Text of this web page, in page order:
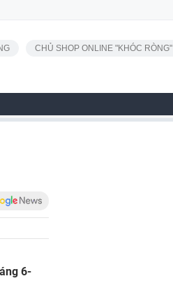
CHỦ SHOP ONLINE "KHÓC RÒNG"
6-